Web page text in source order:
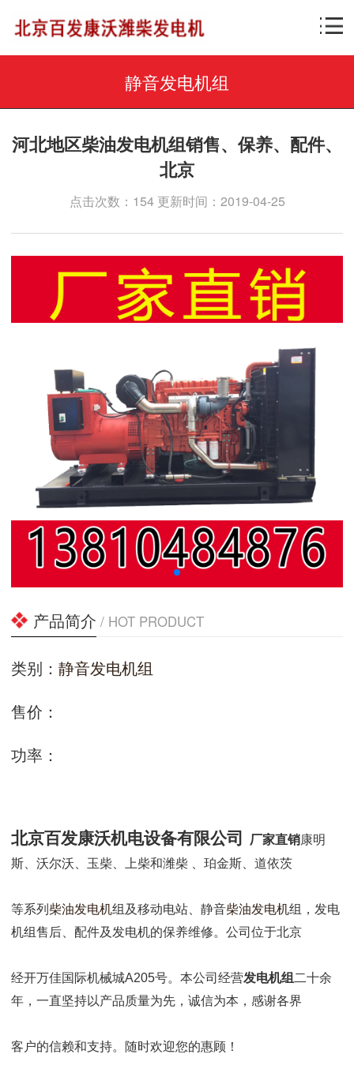
静音发电机组
河北地区柴油发电机组销售、保养、配件、
北京
点击次数：154 更新时间：2019-04-25
产品简介 / HOT PRODUCT
类别： 静音发电机组
售价：
功率：
北京百发康沃机电设备有限公司 厂家直销康明
斯、沃尔沃、玉柴、上柴和潍柴 、珀金斯、道依茨
等系列 柴油发电机组及移动电站、静音柴油发电机组，发电
机组售后、配件及发电机的保养维修。公司位于北京
经开万佳国际机械城A205号。本公司经营发电机组 二十余
年，一直坚持以产品质量为先，诚信为本，感谢各界
客户的信赖和支持。随时欢迎您的惠顾！